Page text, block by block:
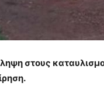
στους